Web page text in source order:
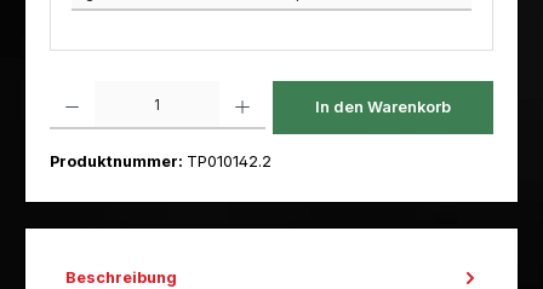
In den Warenkorb
Produktnummer: TP010142.2
Beschreibung